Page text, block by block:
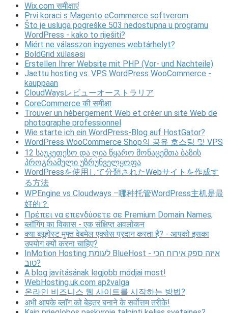
Wix.com समीक्षाएं
Prvi koraci s Magento eCommerce softverom
Što je usluga pogreške 503 nedostupna u programu
WordPress - kako to riješiti?
Miért ne válasszon ingyenes webtárhelyt?
BoldGrid xülasəsi
Erstellen Ihrer Website mit PHP (Vor- und Nachteile)
Jaettu hosting vs. VPS WordPress WooCommerce -
kauppaan
CloudWaysレビューオーストラリア
CoreCommerce की समीक्षा
Trouver un hébergement Web et créer un site Web de
photographe professionnel
Wie starte ich ein WordPress-Blog auf HostGator?
WordPress WooCommerce Shop의 공유 호스팅 및 VPS
12 საუკეთესო და ღია წყარო მონაცემთა ბაზის
პროგრამული უზრუნველყოფა
WordPressを使用して分類されたWebサイトを作成す
る方法
WPEngine vs Cloudways –哪种托管WordPress主机是最
好的？
Πρέπει να επενδύσετε σε Premium Domain Names;
ब्लॉगिंग का विकास - एक संक्षिप्त अवलोकन
क्या ब्लूहोस्ट मुफ्त वेबमेल एक्सेस प्रदान करता है? - आपको इसका
उपयोग क्यों करना चाहिए?
InMotion Hosting לעומת BlueHost - איזה ספק אירוח הכי
טוב?
A blog javításának legjobb módjai most!
WebHosting.uk.com apžvalga
온라인 비즈니스 웹 사이트를 시작하는 방법?
अभी आपके ब्लॉग को बेहतर बनाने के सर्वोत्तम तरीके!